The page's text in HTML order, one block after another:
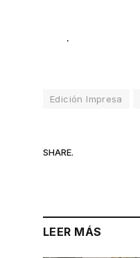
.
Edición Impresa
SHARE.
LEER MÁS